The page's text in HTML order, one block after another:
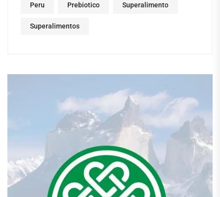
Peru Prebiotico Superalimento
Superalimentos